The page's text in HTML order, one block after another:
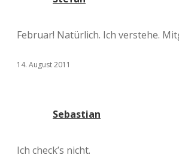
Februar! Natürlich. Ich verstehe.
14. August 2011
Sebastian
Ich check’s nicht.